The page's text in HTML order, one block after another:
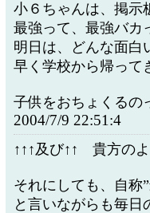
小６ちゃんは、掲示
最強って、最強バカ
明日は、どんな面白
早く学校から帰って
子供をおちょくるの
2004/7/9 22:51:4
↑↑↑及び↑↑ 貴方のよ
それにしても、自称
と言いながらも毎